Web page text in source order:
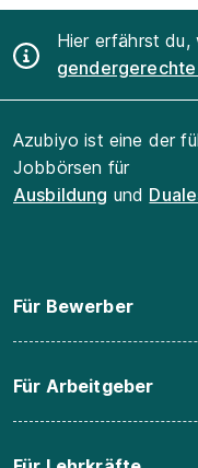
Hier erfährst du,
gendergerechte
Azubiyo ist eine der
Jobbörsen für
Ausbildung und
Für Bewerber
Für Arbeitgeber